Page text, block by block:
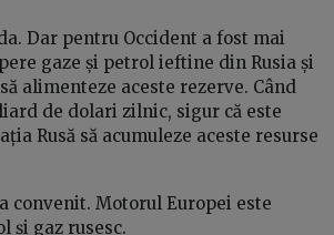
Dar pentru Occident a fost mai
gaze și petrol ieftine din Rusia și
alimenteze aceste rezerve. Când
de dolari zilnic, sigur că este
Rusă să acumuleze aceste resurse
convenit. Motorul Europei este
și gaz rusesc.